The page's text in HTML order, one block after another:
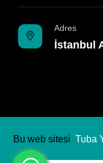
Adres
İstanbul
Bu web sitesi Tuba